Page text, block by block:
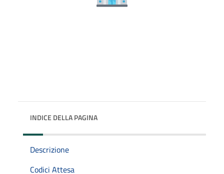
INDICE DELLA PAGINA
Descrizione
Codici Attesa